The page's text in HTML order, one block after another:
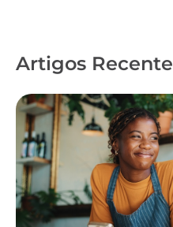
Artigos